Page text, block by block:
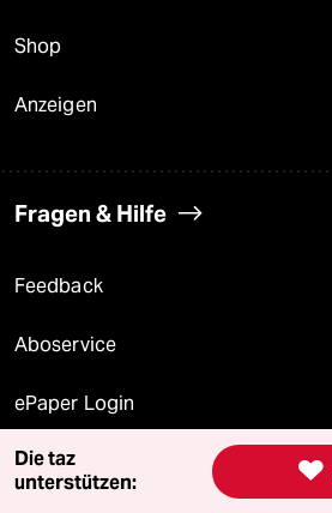
Shop
Anzeigen
Fragen & Hilfe
Feedback
Aboservice
ePaper Login
Downloads für Abonnierende 
Die taz
unterstützen: